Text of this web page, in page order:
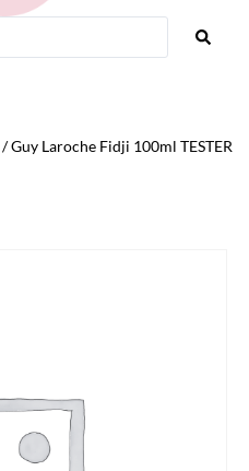
/ Guy Laroche Fidji 100ml TESTER